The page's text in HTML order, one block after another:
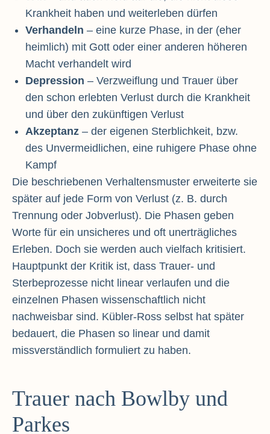
Krankheit haben und weiterleben dürfen
Verhandeln – eine kurze Phase, in der (eher
heimlich) mit Gott oder einer anderen höheren
Macht verhandelt wird
Depression – Verzweiflung und Trauer über
den schon erlebten Verlust durch die Krankheit
und über den zukünftigen Verlust
Akzeptanz– der eigenen Sterblichkeit, bzw.
des Unvermeidlichen, eine ruhigere Phase ohne
Kampf
Die beschriebenen Verhaltensmuster erweiterte sie
später auf jede Form von Verlust (z. B. durch
Trennung oder Jobverlust). Die Phasen geben
Worte für ein unsicheres und oft unerträgliches
Erleben. Doch sie werden auch vielfach kritisiert.
Hauptpunkt der Kritik ist, dass Trauer- und
Sterbeprozesse nicht linear verlaufen und die
einzelnen Phasen wissenschaftlich nicht
nachweisbar sind. Kübler-Ross selbst hat später
bedauert, die Phasen so linear und damit
missverständlich formuliert zu haben.
Trauer nach Bowlby und
Parkes